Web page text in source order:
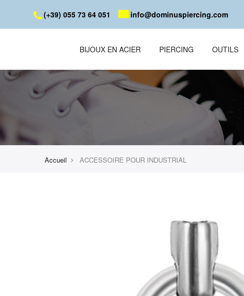
(+39) 055 73 64 051 info@dominuspiercing.com
BIJOUX EN ACIER PIERCING OUTILS
Accueil ACCESSOIRE POUR INDUSTRIAL